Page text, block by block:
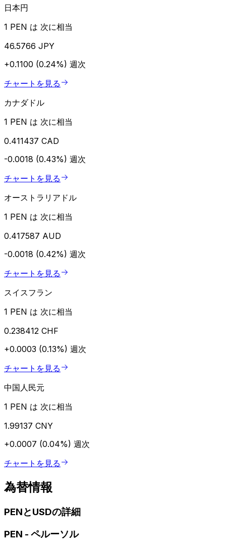
日本円
1 PEN は 次に相当
46.5766 JPY
+0.1100 (0.24%) 週次
チャートを見る
カナダドル
1 PEN は 次に相当
0.411437 CAD
-0.0018 (0.43%) 週次
チャートを見る
オーストラリアドル
1 PEN は 次に相当
0.417587 AUD
-0.0018 (0.42%) 週次
チャートを見る
スイスフラン
1 PEN は 次に相当
0.238412 CHF
+0.0003 (0.13%) 週次
チャートを見る
中国人民元
1 PEN は 次に相当
1.99137 CNY
+0.0007 (0.04%) 週次
チャートを見る
為替情報
PENとUSDの詳細
PEN - ペルーソル